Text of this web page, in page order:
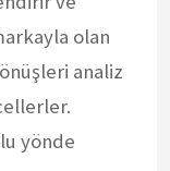
olan
analiz
yönde